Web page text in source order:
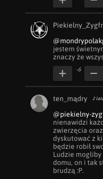
jestem
znaczy że
-6
ten_mądry 2
@piekielny-
nienawidzi
zwierzęcia
dyskutować z
będzie robił
Ludzie mogliby
domu, on i tak
brudzą :P.